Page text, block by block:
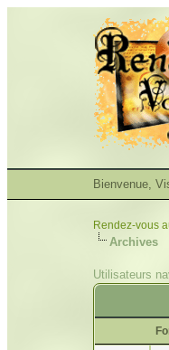
Bienvenue,
Rendez-vous
Archives
Utilisateurs